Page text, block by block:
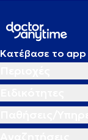
Κατέβασε το app